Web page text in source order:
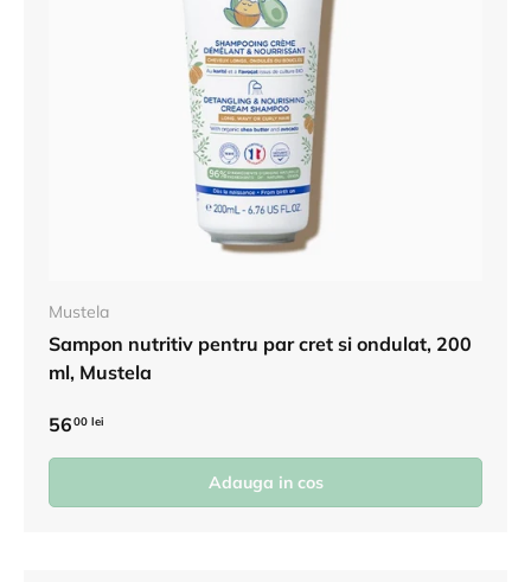
Mustela
Sampon nutritiv pentru par cret si ondulat, 200
ml, Mustela
5600 lei
Adauga in cos